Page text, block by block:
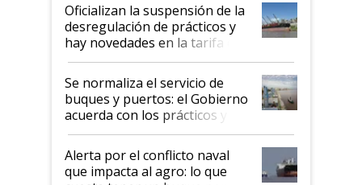
Oficializan la suspensión de la
desregulación de prácticos y
hay novedades en la tarifa de
la hidrovía
Se normaliza el servicio de
buques y puertos: el Gobierno
acuerda con los prácticos y
suspende el decreto de
desregulación
Alerta por el conflicto naval
que impacta al agro: lo que